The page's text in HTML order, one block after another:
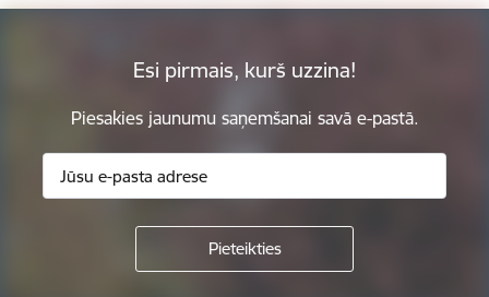
Esi pirmais, kurš uzzina!
Piesakies jaunumu saņemšanai savā e-pastā.